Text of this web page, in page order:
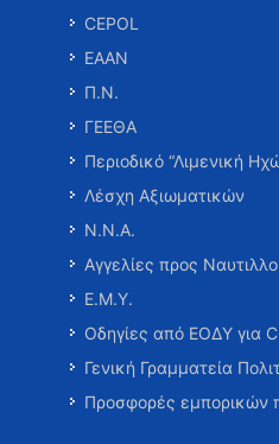
CEPOL
ΕΑΑΝ
Π.Ν.
ΓΕΕΘΑ
Περιοδικό “Λιμενική
Λέσχη Αξιωματικών
Ν.Ν.Α.
Αγγελίες προς
Ε.Μ.Υ.
Οδηγίες από ΕΟΔΥ για
Γενική Γραμματεία
Προσφορές εμπορικών